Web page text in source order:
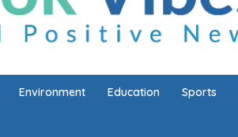
Environment Education Sports